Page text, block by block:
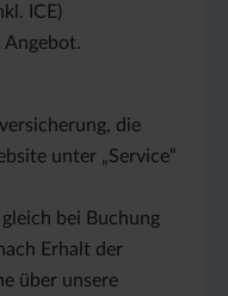
ICE)
Angebot.
die
unter „Service“
bei Buchung
Erhalt der
über unsere